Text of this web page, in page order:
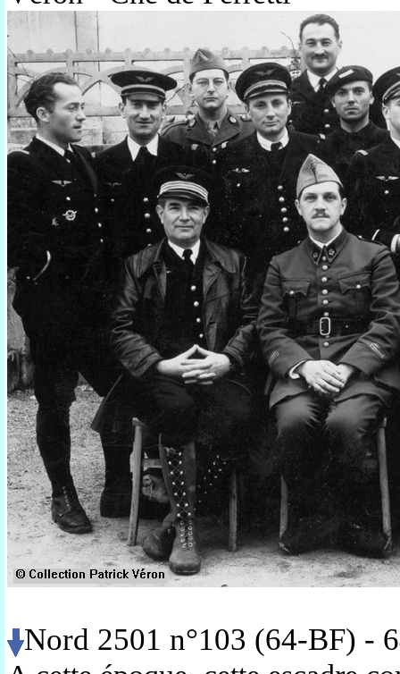
Nord 2501 n°103 (64-BF) -